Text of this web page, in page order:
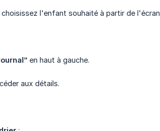
l'enfant souhaité à partir de
en haut à gauche.
aux détails.